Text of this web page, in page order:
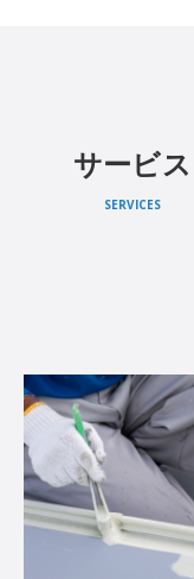
サービス
SERVICES